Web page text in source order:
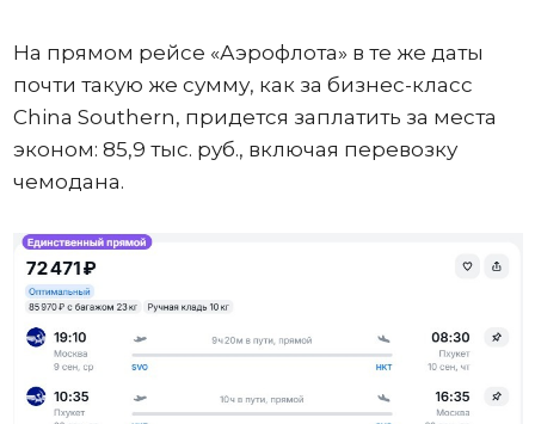
На прямом рейсе «Аэрофлота» в те же даты
почти такую же сумму, как за бизнес-класс
China Southern, придется заплатить за места
эконом: 85,9 тыс. руб., включая перевозку
чемодана.